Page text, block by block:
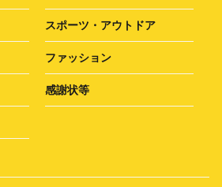
スポーツ・アウトドア
ファッション
感謝状等